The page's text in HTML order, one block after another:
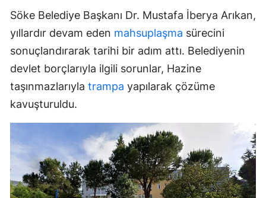
Söke Belediye Başkanı Dr. Mustafa İberya Arıkan,
yıllardır devam eden mahsuplaşma sürecini
sonuçlandırarak tarihi bir adım attı. Belediyenin
devlet borçlarıyla ilgili sorunlar, Hazine
taşınmazlarıyla trampa yapılarak çözüme
kavuşturuldu.